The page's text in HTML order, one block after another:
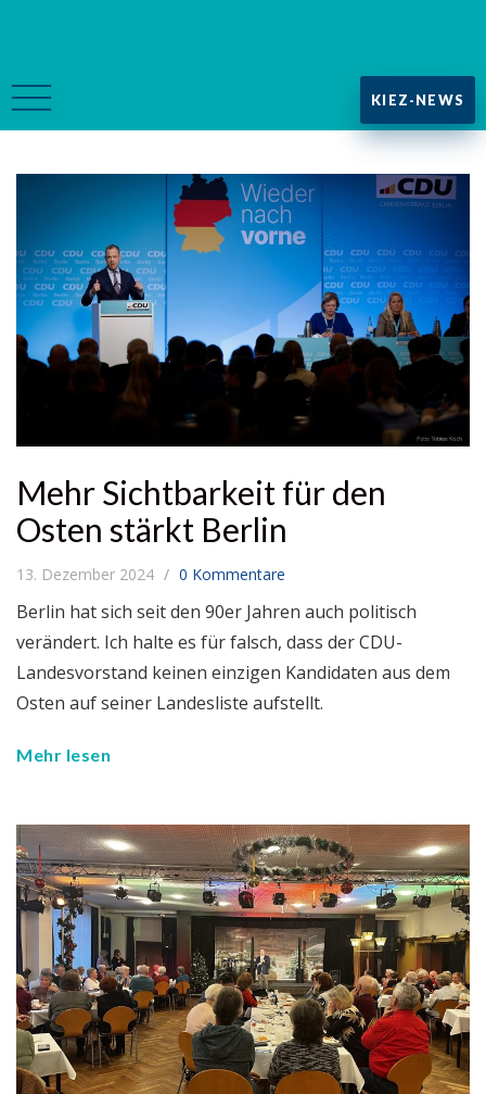
KIEZ-NEWS
Mehr Sichtbarkeit für den
Osten stärkt Berlin
13. Dezember 2024 0 Kommentare
Berlin hat sich seit den 90er Jahren auch politisch
verändert. Ich halte es für falsch, dass der CDU-
Landesvorstand keinen einzigen Kandidaten aus dem
Osten auf seiner Landesliste aufstellt.
Mehr lesen